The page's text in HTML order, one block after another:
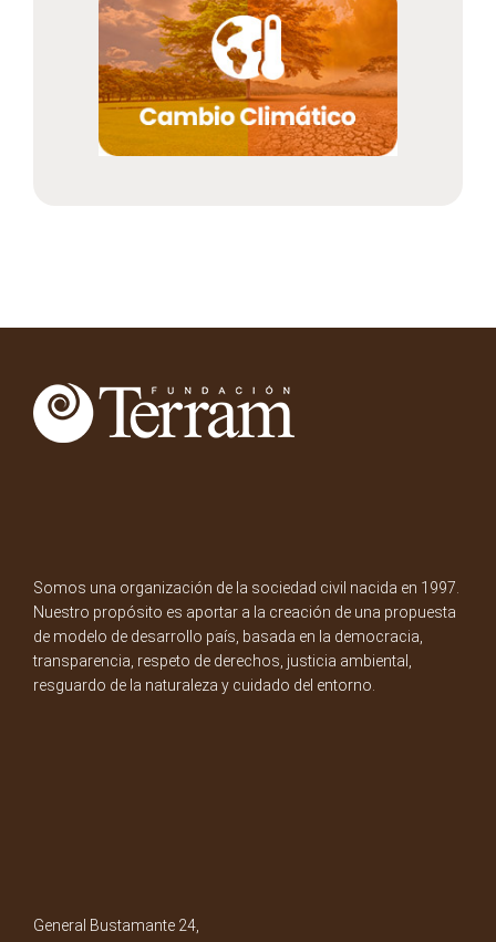
Somos una organización de la sociedad civil nacida en 1997.
Nuestro propósito es aportar a la creación de una propuesta
de modelo de desarrollo país, basada en la democracia,
transparencia, respeto de derechos, justicia ambiental,
resguardo de la naturaleza y cuidado del entorno.
General Bustamante 24,